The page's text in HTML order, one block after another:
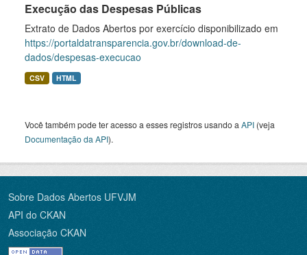
Execução das Despesas Públicas
Extrato de Dados Abertos por exercício disponibilizado em
https://portaldatransparencia.gov.br/download-de-
dados/despesas-execucao
CSV HTML
Você também pode ter acesso a esses registros usando a API (veja
Documentação da API).
Sobre Dados Abertos UFVJM
API do CKAN
Associação CKAN